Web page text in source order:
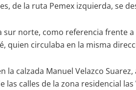
de la ruta Pemex izquierda, se
sur norte, como referencia frente
quien circulaba en la misma
la calzada Manuel Velazco
las calles de la zona residencial